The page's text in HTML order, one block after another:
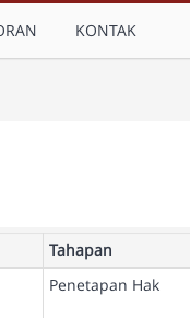
KONTAK
Tahapan
Penetapan Hak